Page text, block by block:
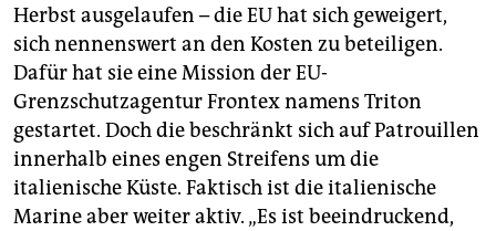
Herbst ausgelaufen – die EU hat sich geweigert,
sich nennenswert an den Kosten zu beteiligen.
Dafür hat sie eine Mission der EU-
Grenzschutzagentur Frontex namens Triton
gestartet. Doch die beschränkt sich auf Patrouillen
innerhalb eines engen Streifens um die
italienische Küste. Faktisch ist die italienische
Marine aber weiter aktiv. „Es ist beeindruckend,